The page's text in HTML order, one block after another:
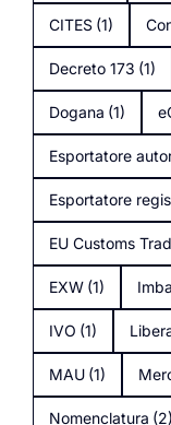
CITES (1)
Decreto 173 (1)
Dogana (1)
Esportatore
Esportatore
EU Customs
EXW (1)
IVO (1)
MAU (1)
Nomenclatura (2)